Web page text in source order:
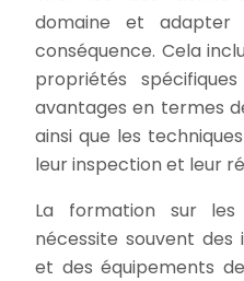
domaine et adapter
conséquence. Cela
propriétés
avantages en termes
ainsi que les
leur inspection et leur
La formation sur les
nécessite souvent des
et des équipements